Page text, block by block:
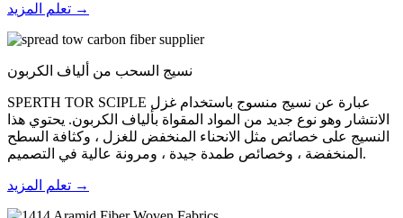
تعلم المزيد →
نسيج السحب من ألياف الكربون
SPERTH TOR SCIPLE عبارة عن نسيج منسوج باستخدام غزل
الانتشار وهو نوع جديد من المواد المقواة بألياف الكربون. يحتوي هذا
النسيج على خصائص مثل الانحناء المنخفض للغزل ، وكثافة السطح
المنخفضة ، وخصائص طمدة جيدة ، ومرونة عالية في التصميم.
تعلم المزيد →